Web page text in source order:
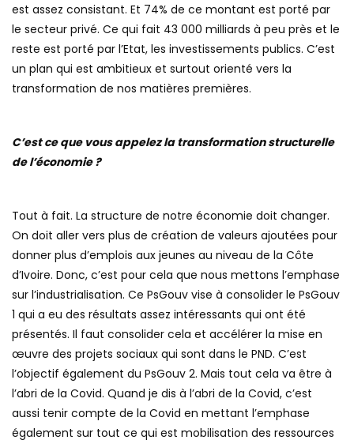
est assez consistant. Et 74% de ce montant est porté par
le secteur privé. Ce qui fait 43 000 milliards à peu près et le
reste est porté par l’Etat, les investissements publics. C’est
un plan qui est ambitieux et surtout orienté vers la
transformation de nos matières premières.
C’est ce que vous appelez la transformation structurelle
de l’économie ?
Tout à fait. La structure de notre économie doit changer.
On doit aller vers plus de création de valeurs ajoutées pour
donner plus d’emplois aux jeunes au niveau de la Côte
d’Ivoire. Donc, c’est pour cela que nous mettons l’emphase
sur l’industrialisation. Ce PsGouv vise à consolider le PsGouv
1 qui a eu des résultats assez intéressants qui ont été
présentés. Il faut consolider cela et accélérer la mise en
œuvre des projets sociaux qui sont dans le PND. C’est
l’objectif également du PsGouv 2. Mais tout cela va être à
l’abri de la Covid. Quand je dis à l’abri de la Covid, c’est
aussi tenir compte de la Covid en mettant l’emphase
également sur tout ce qui est mobilisation des ressources